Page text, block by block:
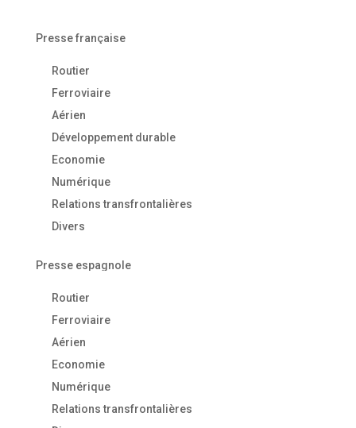
Presse française
Routier
Ferroviaire
Aérien
Développement durable
Economie
Numérique
Relations transfrontalières
Divers
Presse espagnole
Routier
Ferroviaire
Aérien
Economie
Numérique
Relations transfrontalières